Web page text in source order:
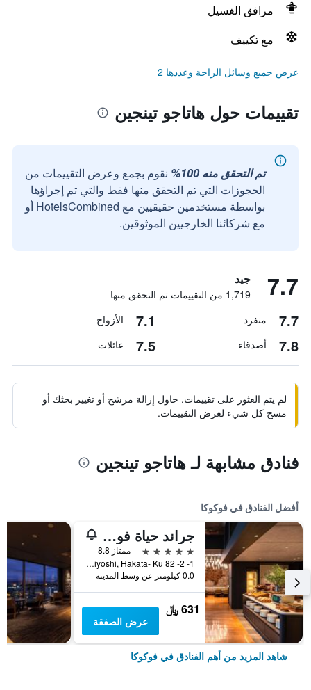
مرافق الغسيل
مع تكييف
عرض جميع وسائل الراحة وعددها 2
تقييمات حول هاتاجو تينجين
تم التحقق منه 100%
نقوم بجمع وعرض التقييمات من
الحجوزات التي تم التحقق منها فقط والتي تم إجراؤها
بواسطة مستخدمين حقيقيين مع HotelsCombined أو
مع شركائنا الخارجيين الموثوقين.
7.7 جيد
1,719 من التقييمات تم التحقق منها
7.7 منفرد 7.1 الأزواج
7.8 أصدقاء 7.5 عائلات
لم يتم العثور على تقييمات. حاول إزالة مرشح أو تغيير بحثك أو
مسح كل شيء لعرض التقييمات.
فنادق مشابهة لـ هاتاجو تينجين
أفضل الفنادق في فوكوكا
جراند حياة فوكوكا
5 نجوم
ممتاز 8.8
1- 2- 82 Sumiyoshi, Hakata- Ku, فوكوكا, اليابان
0.0 كيلومتر عن وسط المدينة
631 ﷼
عرض الصفقة
شاهد المزيد من أهم الفنادق في فوكوكا